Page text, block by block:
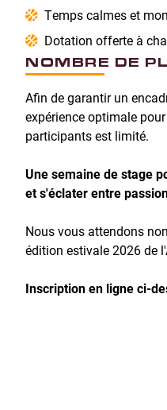
Temps calmes et
Dotation offerte à
NOMBRE DE
Afin de garantir un
expérience optimale
participants est limité.
Une semaine de stage
et s'éclater entre
Nous vous attendons
édition estivale 2026 de
Inscription en ligne ci-